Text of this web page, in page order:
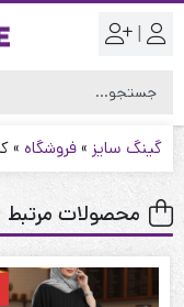
|
گینگ سایز »فروشگاه »
محصولات مرتبط